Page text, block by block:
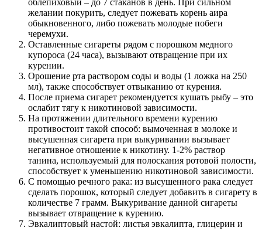
облепиховый – до 7 стаканов в день. При сильном
желании покурить, следует пожевать корень аира
обыкновенного, либо пожевать молодые побеги
черемухи.
Оставленные сигареты рядом с порошком медного
купороса (24 часа), вызывают отвращение при их
курении.
Орошение рта раствором соды и воды (1 ложка на 250
мл), также способствует отвыканию от курения.
После приема сигарет рекомендуется кушать рыбу – это
ослабит тягу к никотиновой зависимости.
На протяжении длительного времени курению
противостоит такой способ: вымоченная в молоке и
высушенная сигарета при выкуривании вызывает
негативное отношение к никотину. 1-2% раствор
танина, используемый для полоскания ротовой полости,
способствует к уменьшению никотиновой зависимости.
С помощью речного рака: из высушенного рака следует
сделать порошок, который следует добавить в сигарету в
количестве 7 грамм. Выкуривание данной сигареты
вызывает отвращение к курению.
Эвкалиптовый настой: листья эвкалипта, глицерин и